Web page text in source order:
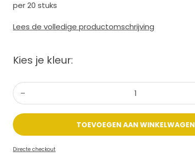
per 20 stuks
Lees de volledige productomschrijving
Kies je kleur:
TOEVOEGEN AAN WINKELWAGEN
Directe checkout